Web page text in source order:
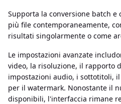
Supporta la conversione batch e
più file contemporaneamente,
risultati singolarmente o come
Le impostazioni avanzate
video, la risoluzione, il rapporto
impostazioni audio, i sottotitoli,
per il watermark. Nonostante il
disponibili, l'interfaccia rimane